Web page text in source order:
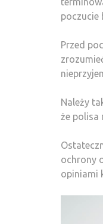
poczucie
Przed
Należy
że polisa
ochrony
opiniami